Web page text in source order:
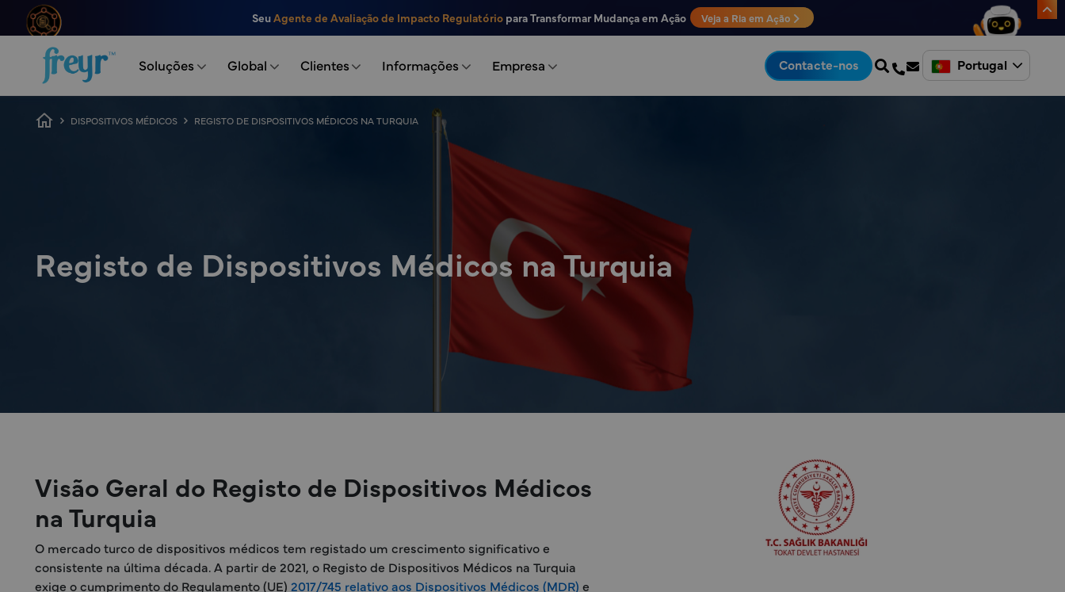
Saltar para o conteúdo principal SeuAgente de Avaliação de Impacto Regulatóriopara Transformar Mudança em Ação Veja a Ria em Ação
Soluções Global Clientes Informações Empresa Contacte-nos Portugal
Caminho de navegação
DISPOSITIVOS MÉDICOS REGISTO DE DISPOSITIVOS MÉDICOS NA TURQUIA
Registo de Dispositivos Médicos na Turquia
Visão Geral do Registo de Dispositivos Médicos
na Turquia
O mercado turco de dispositivos médicos tem registado um crescimento significativo e
consistente na última década. A partir de 2021, o Registo de Dispositivos Médicos na Turquia
exige o cumprimento do Regulamento (UE) 2017/745 relativo aos Dispositivos Médicos (MDR) e